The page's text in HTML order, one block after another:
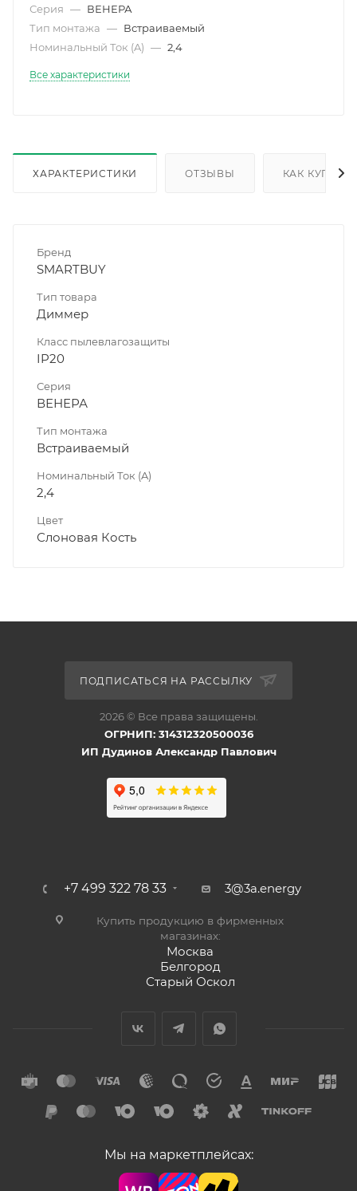
Серия — ВЕНЕРА
Тип монтажа — Встраиваемый
Номинальный Ток (A) — 2,4
Все характеристики
ХАРАКТЕРИСТИКИ ОТЗЫВЫ КАК КУПИТЬ
Бренд
SMARTBUY
Тип товара
Диммер
Класс пылевлагозащиты
IP20
Серия
ВЕНЕРА
Тип монтажа
Встраиваемый
Номинальный Ток (A)
2,4
Цвет
Слоновая Кость
ПОДПИСАТЬСЯ НА РАССЫЛКУ
2026 © Все права защищены.
ОГРНИП: 314312320500036
ИП Дудинов Александр Павлович
+7 499 322 78 33 3@3a.energy
Купить продукцию в фирменных
магазинах:
Москва
Белгород
Старый Оскол
Мы на маркетплейсах: